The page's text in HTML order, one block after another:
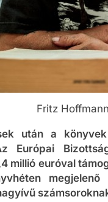
Fritz
után a
Európai
millió euróval